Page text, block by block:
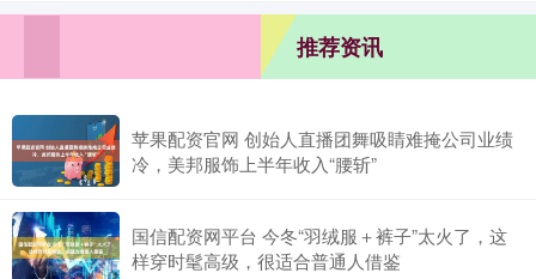
推荐资讯
苹果配资官网 创始人直播团舞吸睛难掩公司业绩
冷，美邦服饰上半年收入“腰斩”
国信配资网平台 今冬“羽绒服＋裤子”太火了，这
样穿时髦高级，很适合普通人借鉴